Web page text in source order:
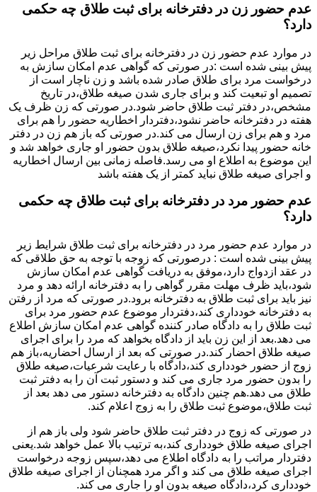
عدم حضور زن در دفترخانه برای ثبت طلاق چه حکمی
دارد؟
در موارد عدم حضور زن در دفترخانه برای ثبت طلاق مراحل زیر
پیش بینی شده است :در صورتی که گواهی عدم امکان سازش به
درخواست مرد برای طلاق صادر شده باشد و زن ناچار است از
تصمیم او تبعیت کند و برای جاری شدن صیغه طلاق،در تاریخ
مشخص،در دفتر ثبت طلاق حاضر شود.در صورتی که زن ظرف یک
هفته در دفترخانه حاضر نشود،دفتردار اخطاریه حضور را هم برای
مرد و هم برای زن ارسال می کند.در صورتی که باز هم زن در دفتر
خانه حضور پیدا نکرد،صیغه طلاق بدون حضور او جاری خواهد شد و
این موضوع به اطلاع او می رسد.فاصله زمانی بین ارسال اخطاریه
و اجرای صیغه طلاق نباید کمتر از یک هفته باشد
عدم حضور مرد در دفترخانه برای ثبت طلاق چه حکمی
دارد؟
در موارد عدم حضور مرد در دفترخانه برای ثبت طلاق شرایط زیر
پیش بینی شده است : درصورتی که زوجه با توجه به حق طلاقی که
در عقد ازدواج دارد،موفق به دریافت گواهی عدم امکان سازش
شود،باید ظرف مهلت مقرر گواهی را به دفترخانه ارائه دهد و مرد
نیز باید برای ثبت طلاق به دفترخانه برود.در صورتی که مرد از رفتن
به دفترخانه خودداری کند،دفتردار موضوع عدم حضور مرد برای
ثبت طلاق را به دادگاه صادر کننده گواهی عدم امکان سازش اطلاع
می دهد.بعد از این زن باید از دادگاه بخواهد که مرد را برای اجرای
صیغه طلاق احضار کند.در صورتی که بعد از ارسال احضاریه،باز هم
زوج از حضور خودداری کند،دادگاه با رعایت شرعیات،صیغه طلاق
را بدون حضور مرد جاری می کند و دستور ثبت آن را به دفتر ثبت
طلاق می دهد.هم چنین دادگاه به دفترخانه دستور می دهد بعد از
ثبت طلاق،موضوع ثبت طلاق را به زوج اعلام کند.
در صورتی که زوج در دفتر ثبت طلاق حاضر شود ولی باز هم از
اجرای صیغه طلاق خودداری کند،به ترتیب بالا عمل خواهد شد.یعنی
دفتردار مراتب را به دادگاه اطلاع می دهد،سپس زوجه درخواست
اجرای صیغه طلاق می کند و اگر مرد همچنان از اجرای صیغه طلاق
خودداری کرد،دادگاه صیغه بدون او را جاری می کند.